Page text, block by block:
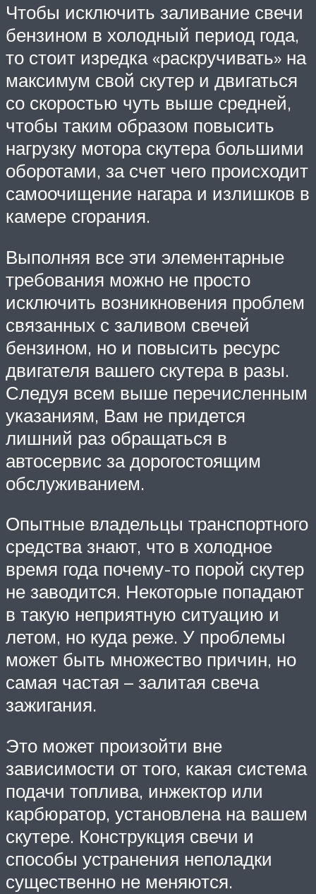
Чтобы исключить заливание свечи
бензином в холодный период года,
то стоит изредка «раскручивать» на
максимум свой скутер и двигаться
со скоростью чуть выше средней,
чтобы таким образом повысить
нагрузку мотора скутера большими
оборотами, за счет чего происходит
самоочищение нагара и излишков в
камере сгорания.
Выполняя все эти элементарные
требования можно не просто
исключить возникновения проблем
связанных с заливом свечей
бензином, но и повысить ресурс
двигателя вашего скутера в разы.
Следуя всем выше перечисленным
указаниям, Вам не придется
лишний раз обращаться в
автосервис за дорогостоящим
обслуживанием.
Опытные владельцы транспортного
средства знают, что в холодное
время года почему-то порой скутер
не заводится. Некоторые попадают
в такую неприятную ситуацию и
летом, но куда реже. У проблемы
может быть множество причин, но
самая частая – залитая свеча
зажигания.
Это может произойти вне
зависимости от того, какая система
подачи топлива, инжектор или
карбюратор, установлена на вашем
скутере. Конструкция свечи и
способы устранения неполадки
существенно не меняются.